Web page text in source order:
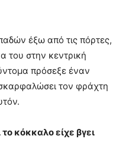
έξω από τις πόρτες,
του στην κεντρική
πρόσεξε έναν
τον φράχτη
το κόκκαλο είχε βγει